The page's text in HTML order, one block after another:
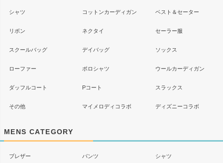
シャツ コットンカーディガン ベスト＆セーター
リボン ネクタイ セーラー服
スクールバッグ デイバッグ ソックス
ローファー ポロシャツ ウールカーディガン
ダッフルコート Pコート スラックス
その他 マイメロディコラボ ディズニーコラボ
MENS CATEGORY
ブレザー パンツ シャツ